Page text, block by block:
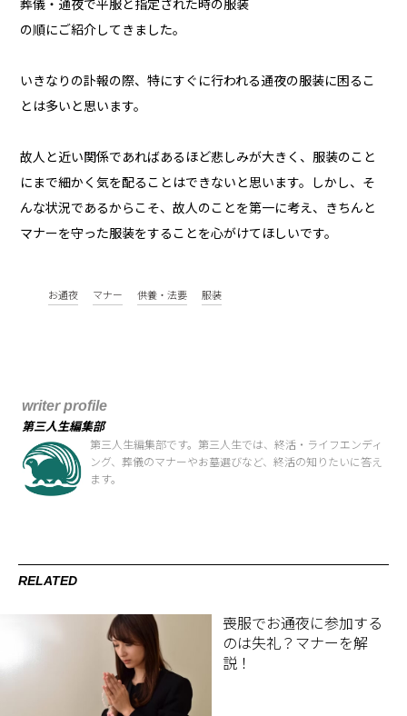
葬儀・通夜で平服と指定された時の服装
の順にご紹介してきました。
いきなりの訃報の際、特にすぐに行われる通夜の服装に困るこ
とは多いと思います。
故人と近い関係であればあるほど悲しみが大きく、服装のこと
にまで細かく気を配ることはできないと思います。しかし、そ
んな状況であるからこそ、故人のことを第一に考え、きちんと
マナーを守った服装をすることを心がけてほしいです。
お通夜 マナー 供養・法要 服装
writer profile
第三人生編集部
第三人生編集部です。第三人生では、終活・ライフエンディ
ング、葬儀のマナーやお墓選びなど、終活の知りたいに答え
ます。
RELATED
喪服でお通夜に参加する
のは失礼？マナーを解
説！